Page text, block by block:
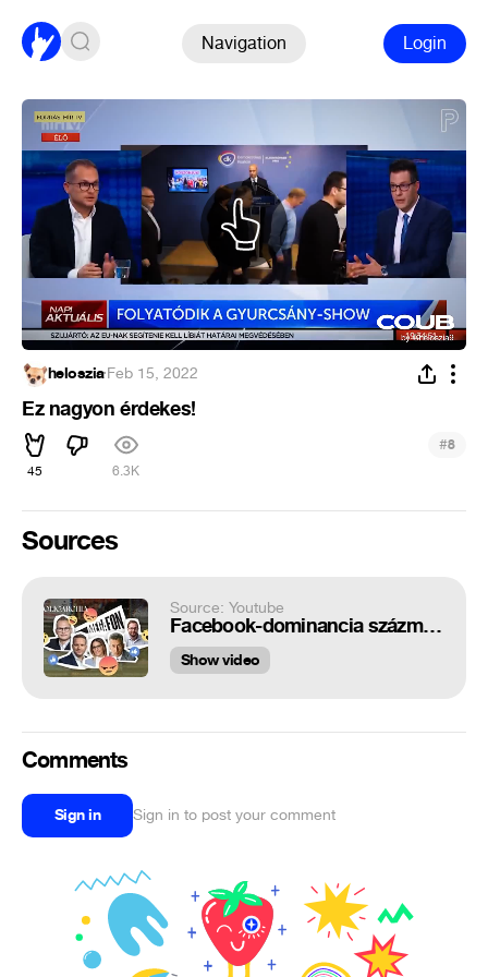
Navigation Login
heloszia·Feb 15, 2022
Ez nagyon érdekes!
45 6.3K
#8
Sources
Source: Youtube
Facebook-dominancia százmilliókért - Megafon | Oligarchia
Show video
Comments
Sign in Sign in to post your comment